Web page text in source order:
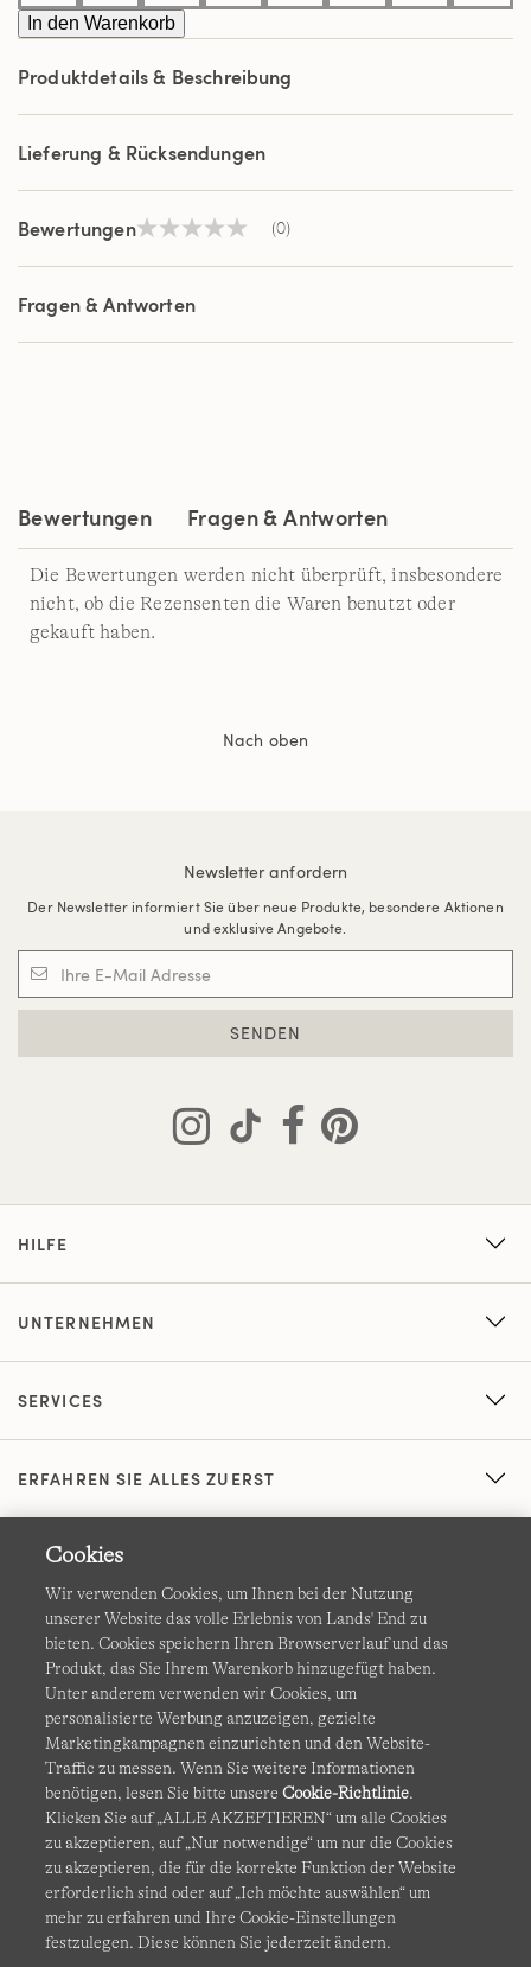
In den Warenkorb
Produktdetails & Beschreibung
Lieferung & Rücksendungen
BewertungenKein
Link
derselben
(0)
Fragen & Antworten
Bewertungen Fragen & Antworten
Die Bewertungen werden nicht überprüft, insbesondere
nicht, ob die Rezensenten die Waren benutzt oder
gekauft haben.
Nach oben
Newsletter anfordern
Der Newsletter informiert Sie über neue Produkte, besondere Aktionen
und exklusive Angebote.
SENDEN
HILFE
UNTERNEHMEN
SERVICES
ERFAHREN SIE ALLES ZUERST
AGB Datenschutz & Sicherheit
Cookies Ich möchte auswählen Barrierefreiheit
Site Map Internationale Websites
Diese Website ist durch reCAPTCHA geschützt. Es gelten die
Datenschutzerklärung undNutzungsbedingungenvon
Google.
Cookies
Wir verwenden Cookies, um Ihnen bei der Nutzung
unserer Website das volle Erlebnis von Lands' End zu
bieten. Cookies speichern Ihren Browserverlauf und das
Produkt, das Sie Ihrem Warenkorb hinzugefügt haben.
Unter anderem verwenden wir Cookies, um
personalisierte Werbung anzuzeigen, gezielte
Marketingkampagnen einzurichten und den Website-
Traffic zu messen. Wenn Sie weitere Informationen
benötigen, lesen Sie bitte unsereCookie-Richtlinie.
Klicken Sie auf „ALLE AKZEPTIEREN“ um alle Cookies
zu akzeptieren, auf „Nur notwendige“ um nur die Cookies
zu akzeptieren, die für die korrekte Funktion der Website
erforderlich sind oder auf „Ich möchte auswählen“ um
mehr zu erfahren und Ihre Cookie-Einstellungen
festzulegen. Diese können Sie jederzeit ändern.